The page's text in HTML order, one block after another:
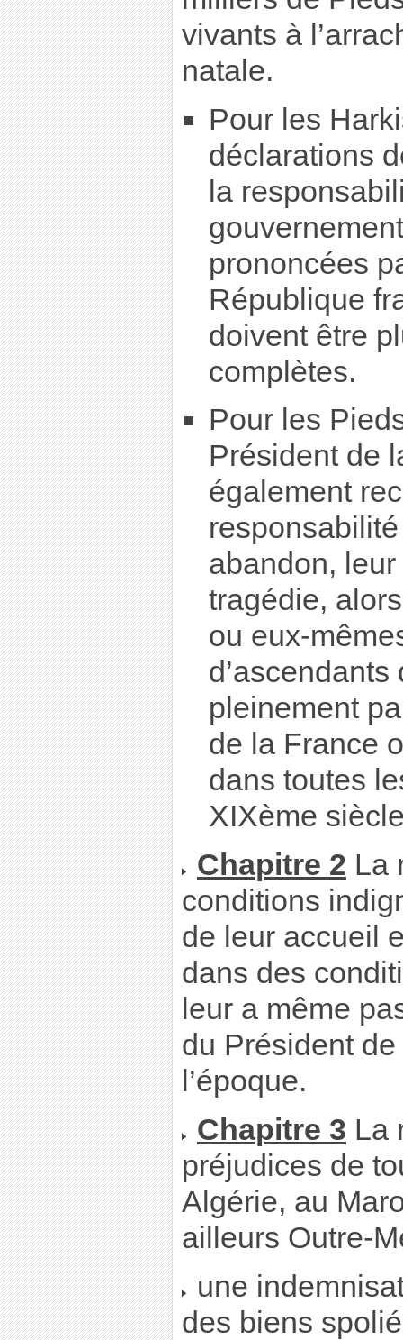
vivants à
natale.
Pour les
déclarations
la
prononcées
République
doivent être
complètes.
Pour les
Président de
également
abandon,
tragédie,
ou eux-
pleinement
de la France
dans toutes
XIXème
Chapitre 2 La
conditions
de leur accueil
dans des
leur a même
du Président
l’époque.
Chapitre 3 La
préjudices de
Algérie, au
ailleurs Outre-
une
des biens